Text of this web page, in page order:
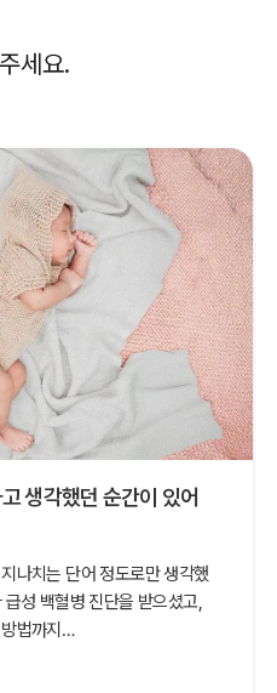
세요.
생각했던 순간이 있어
나치는 단어 정도로만 생각했
성 백혈병 진단을 받으셨고,
법까지…